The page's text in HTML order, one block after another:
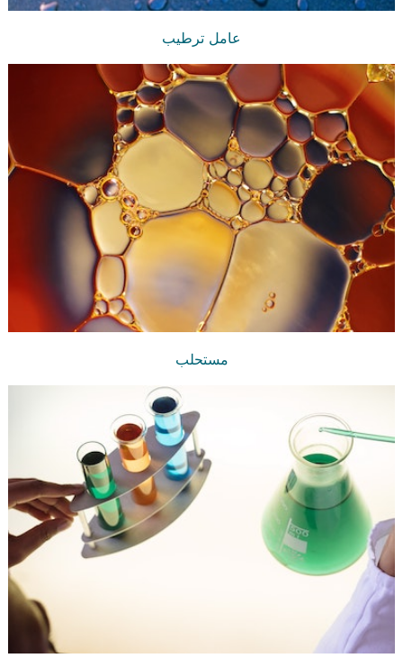
عامل ترطيب
مستحلب